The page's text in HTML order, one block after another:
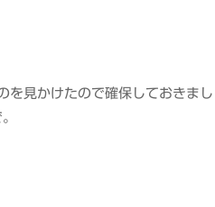
を見かけたので確保しておきまし